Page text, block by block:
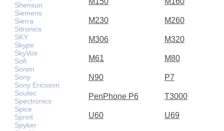
Shensun
Siemens
Sierra
Sitronics
SKY
Skype
SkyVox
Sofi
Sonim
Sony
Sony Ericsson
Soutec
Spectronics
Spice
Sprint
Spyker
M230 M260
M306 M320
M61 M80
N90 P7
PenPhone P6 T3000
U60 U69